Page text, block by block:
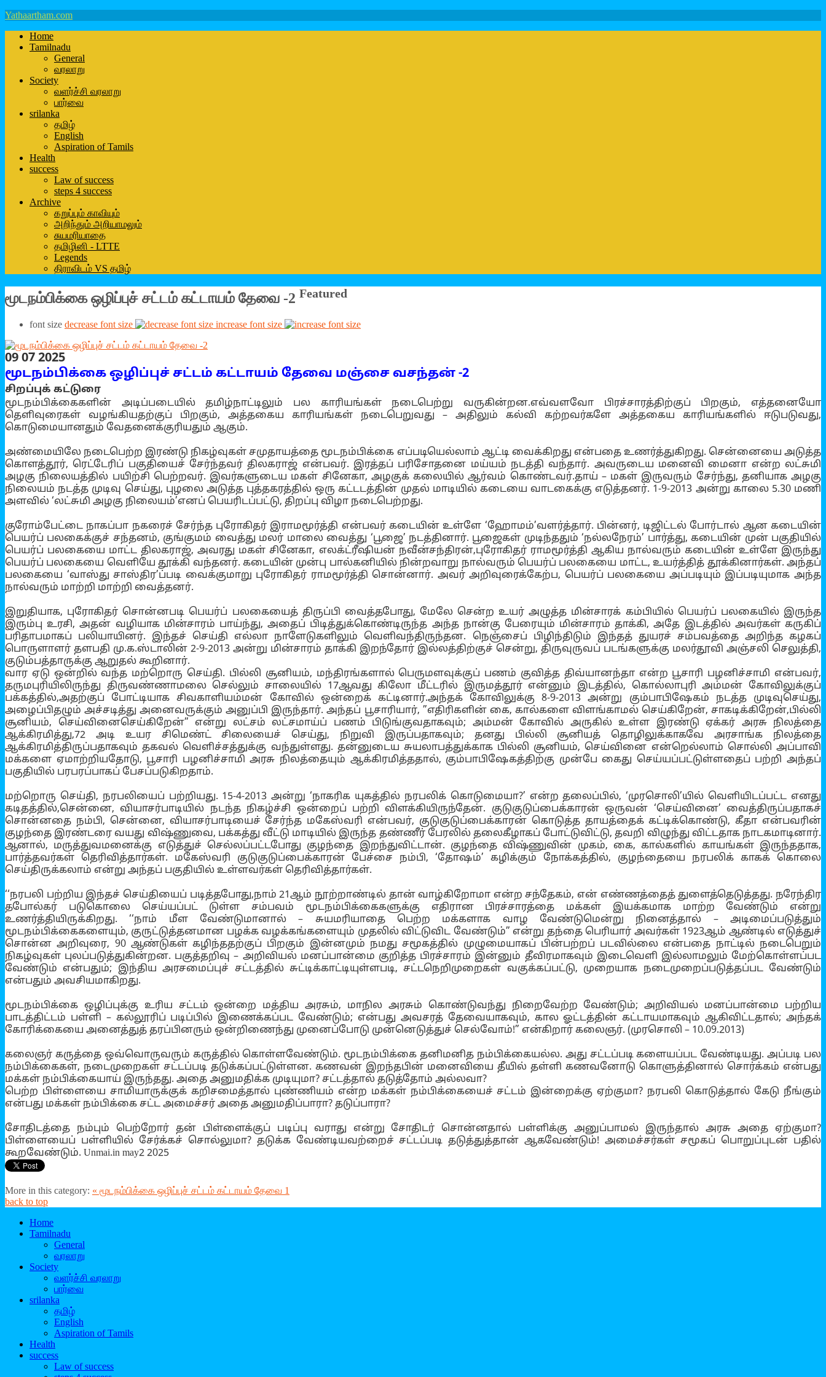
Yathaartham.com
Home
Tamilnadu
General
வரலாறு
Society
வளர்ச்சி வரலாறு
பார்வை
srilanka
தமிழ்
English
Aspiration of Tamils
Health
success
Law of success
steps 4 success
Archive
கறுப்பும் காவியும்
அறிந்தும் அறியாமலும்
சுயமரியாதை
தமிழினி - LTTE
Legends
திராவிடம் VS தமிழ்
மூடநம்பிக்கை ஒழிப்புச் சட்டம் கட்டாயம் தேவை -2 Featured
font size decrease font size increase font size
09 07 2025
மூடநம்பிக்கை ஒழிப்புச் சட்டம் கட்டாயம் தேவை மஞ்சை வசந்தன் -2
சிறப்புக் கட்டுரை
மூடநம்பிக்கைகளின் அடிப்படையில் தமிழ்நாட்டிலும் பல காரியங்கள் நடைபெற்று வருகின்றன.எவ்வளவோ பிரச்சாரத்திற்குப் பிறகும், எத்தனையோ
தெளிவுரைகள் வழங்கியதற்குப் பிறகும், அத்தகைய காரியங்கள் நடைபெறுவது – அதிலும் கல்வி கற்றவர்களே அத்தகைய காரியங்களில் ஈடுபடுவது,
கொடுமையானதும் வேதனைக்குரியதும் ஆகும்.
அண்மையிலே நடைபெற்ற இரண்டு நிகழ்வுகள் சமுதாயத்தை மூடநம்பிக்கை எப்படியெல்லாம் ஆட்டி வைக்கிறது என்பதை உணர்த்துகிறது. சென்னையை அடுத்த
கொளத்தூர், ரெட்டேரிப் பகுதியைச் சேர்ந்தவர் திலகராஜ் என்பவர். இரத்தப் பரிசோதனை மய்யம் நடத்தி வந்தார். அவருடைய மனைவி மைனா என்ற லட்சுமி
அழகு நிலையத்தில் பயிற்சி பெற்றவர். இவர்களுடைய மகள் சினேகா, அழகுக் கலையில் ஆர்வம் கொண்டவர்.தாய் – மகள் இருவரும் சேர்ந்து, தனியாக அழகு
நிலையம் நடத்த முடிவு செய்து, புழலை அடுத்த புத்தகரத்தில் ஒரு கட்டடத்தின் முதல் மாடியில் கடையை வாடகைக்கு எடுத்தனர். 1-9-2013 அன்று காலை 5.30 மணி
அளவில் ‘லட்சுமி அழகு நிலையம்’எனப் பெயரிடப்பட்டு, திறப்பு விழா நடைபெற்றது.
குரோம்பேட்டை நாகப்பா நகரைச் சேர்ந்த புரோகிதர் இராமமூர்த்தி என்பவர் கடையின் உள்ளே ‘ஹோமம்’வளர்த்தார். பின்னர், டிஜிட்டல் போர்டால் ஆன கடையின்
பெயர்ப் பலகைக்குச் சந்தனம், குங்குமம் வைத்து மலர் மாலை வைத்து ‘பூஜை’ நடத்தினார். பூஜைகள் முடிந்ததும் ‘நல்லநேரம்’ பார்த்து, கடையின் முன் பகுதியில்
பெயர்ப் பலகையை மாட்ட திலகராஜ், அவரது மகள் சினேகா, எலக்ட்ரீஷியன் நவீன்சந்திரன்,புரோகிதர் ராமமூர்த்தி ஆகிய நால்வரும் கடையின் உள்ளே இருந்து
பெயர்ப் பலகையை வெளியே தூக்கி வந்தனர். கடையின் முன்பு பால்கனியில் நின்றவாறு நால்வரும் பெயர்ப் பலகையை மாட்ட, உயர்த்தித் தூக்கினார்கள். அந்தப்
பலகையை ‘வாஸ்து சாஸ்திர’ப்படி வைக்குமாறு புரோகிதர் ராமமூர்த்தி சொன்னார். அவர் அறிவுரைக்கேற்ப, பெயர்ப் பலகையை அப்படியும் இப்படியுமாக அந்த
நால்வரும் மாற்றி மாற்றி வைத்தனர்.
இறுதியாக, புரோகிதர் சொன்னபடி பெயர்ப் பலகையைத் திருப்பி வைத்தபோது, மேலே சென்ற உயர் அழுத்த மின்சாரக் கம்பியில் பெயர்ப் பலகையில் இருந்த
இரும்பு உரசி, அதன் வழியாக மின்சாரம் பாய்ந்து, அதைப் பிடித்துக்கொண்டிருந்த அந்த நான்கு பேரையும் மின்சாரம் தாக்கி, அதே இடத்தில் அவர்கள் கருகிப்
பரிதாபமாகப் பலியாயினர். இந்தச் செய்தி எல்லா நாளேடுகளிலும் வெளிவந்திருந்தன. நெஞ்சைப் பிழிந்திடும் இந்தத் துயரச் சம்பவத்தை அறிந்த கழகப்
பொருளாளர் தளபதி மு.க.ஸ்டாலின் 2-9-2013 அன்று மின்சாரம் தாக்கி இறந்தோர் இல்லத்திற்குச் சென்று, திருவுருவப் படங்களுக்கு மலர்தூவி அஞ்சலி செலுத்தி,
குடும்பத்தாருக்கு ஆறுதல் கூறினார்.
வார ஏடு ஒன்றில் வந்த மற்றொரு செய்தி. பில்லி சூனியம், மந்திரங்களால் பெருமளவுக்குப் பணம் குவித்த திவ்யானந்தா என்ற பூசாரி பழனிச்சாமி என்பவர்,
தருமபுரியிலிருந்து திருவண்ணாமலை செல்லும் சாலையில் 17ஆவது கிலோ மீட்டரில் இருமத்தூர் என்னும் இடத்தில், கொல்லாபுரி அம்மன் கோவிலுக்குப்
பக்கத்தில்,அதற்குப் போட்டியாக சிவகாளியம்மன் கோவில் ஒன்றைக் கட்டினார்.அந்தக் கோவிலுக்கு 8-9-2013 அன்று கும்பாபிஷேகம் நடத்த முடிவுசெய்து,
அழைப்பிதழும் அச்சடித்து அனைவருக்கும் அனுப்பி இருந்தார். அந்தப் பூசாரியார், ”எதிரிகளின் கை, கால்களை விளங்காமல் செய்கிறேன், சாகடிக்கிறேன்,பில்லி
சூனியம், செய்வினைசெய்கிறேன்” என்று லட்சம் லட்சமாய்ப் பணம் பிடுங்குவதாகவும்; அம்மன் கோவில் அருகில் உள்ள இரண்டு ஏக்கர் அரசு நிலத்தை
ஆக்கிரமித்து,72 அடி உயர சிமெண்ட் சிலையைச் செய்து, நிறுவி இருப்பதாகவும்; தனது பில்லி சூனியத் தொழிலுக்காகவே அரசாங்க நிலத்தை
ஆக்கிரமித்திருப்பதாகவும் தகவல் வெளிச்சத்துக்கு வந்துள்ளது. தன்னுடைய சுயலாபத்துக்காக பில்லி சூனியம், செய்வினை என்றெல்லாம் சொல்லி அப்பாவி
மக்களை ஏமாற்றியதோடு, பூசாரி பழனிச்சாமி அரசு நிலத்தையும் ஆக்கிரமித்ததால், கும்பாபிஷேகத்திற்கு முன்பே கைது செய்யப்பட்டுள்ளதைப் பற்றி அந்தப்
பகுதியில் பரபரப்பாகப் பேசப்படுகிறதாம்.
மற்றொரு செய்தி, நரபலியைப் பற்றியது. 15-4-2013 அன்று ‘நாகரிக யுகத்தில் நரபலிக் கொடுமையா?’ என்ற தலைப்பில், ‘முரசொலி’யில் வெளியிடப்பட்ட எனது
கடிதத்தில்,சென்னை, வியாசர்பாடியில் நடந்த நிகழ்ச்சி ஒன்றைப் பற்றி விளக்கியிருந்தேன். குடுகுடுப்பைக்காரன் ஒருவன் ‘செய்வினை’ வைத்திருப்பதாகச்
சொன்னதை நம்பி, சென்னை, வியாசர்பாடியைச் சேர்ந்த மகேஸ்வரி என்பவர், குடுகுடுப்பைக்காரன் கொடுத்த தாயத்தைக் கட்டிக்கொண்டு, கீதா என்பவரின்
குழந்தை இரண்டரை வயது விஷ்ணுவை, பக்கத்து வீட்டு மாடியில் இருந்த தண்ணீர் பேரலில் தலைகீழாகப் போட்டுவிட்டு, தவறி விழுந்து விட்டதாக நாடகமாடினார்.
ஆனால், மருத்துவமனைக்கு எடுத்துச் செல்லப்பட்டபோது குழந்தை இறந்துவிட்டான். குழந்தை விஷ்ணுவின் முகம், கை, கால்களில் காயங்கள் இருந்ததாக,
பார்த்தவர்கள் தெரிவித்தார்கள். மகேஸ்வரி குடுகுடுப்பைக்காரன் பேச்சை நம்பி, ‘தோஷம்’ கழிக்கும் நோக்கத்தில், குழந்தையை நரபலிக் காகக் கொலை
செய்திருக்கலாம் என்று அந்தப் பகுதியில் உள்ளவர்கள் தெரிவித்தார்கள்.
‘‘நரபலி பற்றிய இந்தச் செய்தியைப் படித்தபோது,நாம் 21ஆம் நூற்றாண்டில் தான் வாழ்கிறோமா என்ற சந்தேகம், என் எண்ணத்தைத் துளைத்தெடுத்தது. நரேந்திர
தபோல்கர் படுகொலை செய்யப்பட் டுள்ள சம்பவம் மூடநம்பிக்கைகளுக்கு எதிரான பிரச்சாரத்தை மக்கள் இயக்கமாக மாற்ற வேண்டும் என்று
உணர்த்தியிருக்கிறது. ‘‘நாம் மீள வேண்டுமானால் – சுயமரியாதை பெற்ற மக்களாக வாழ வேண்டுமென்று நினைத்தால் – அடிமைப்படுத்தும்
மூடநம்பிக்கைகளையும், குருட்டுத்தனமான பழக்க வழக்கங்களையும் முதலில் விட்டுவிட வேண்டும்” என்று தந்தை பெரியார் அவர்கள் 1923ஆம் ஆண்டில் எடுத்துச்
சொன்ன அறிவுரை, 90 ஆண்டுகள் கழிந்ததற்குப் பிறகும் இன்னமும் நமது சமூகத்தில் முழுமையாகப் பின்பற்றப் படவில்லை என்பதை நாட்டில் நடைபெறும்
நிகழ்வுகள் புலப்படுத்துகின்றன. பகுத்தறிவு – அறிவியல் மனப்பான்மை குறித்த பிரச்சாரம் இன்னும் தீவிரமாகவும் இடைவெளி இல்லாமலும் மேற்கொள்ளப்பட
வேண்டும் என்பதும்; இந்திய அரசமைப்புச் சட்டத்தில் சுட்டிக்காட்டியுள்ளபடி, சட்டநெறிமுறைகள் வகுக்கப்பட்டு, முறையாக நடைமுறைப்படுத்தப்பட வேண்டும்
என்பதும் அவசியமாகிறது.
மூடநம்பிக்கை ஒழிப்புக்கு உரிய சட்டம் ஒன்றை மத்திய அரசும், மாநில அரசும் கொண்டுவந்து நிறைவேற்ற வேண்டும்; அறிவியல் மனப்பான்மை பற்றிய
பாடத்திட்டம் பள்ளி – கல்லூரிப் படிப்பில் இணைக்கப்பட வேண்டும்; என்பது அவசரத் தேவையாகவும், கால ஓட்டத்தின் கட்டாயமாகவும் ஆகிவிட்டதால்; அந்தக்
கோரிக்கையை அனைத்துத் தரப்பினரும் ஒன்றிணைந்து முனைப்போடு முன்னெடுத்துச் செல்வோம்!” என்கிறார் கலைஞர். (முரசொலி – 10.09.2013)
கலைஞர் கருத்தை ஒவ்வொருவரும் கருத்தில் கொள்ளவேண்டும். மூடநம்பிக்கை தனிமனித நம்பிக்கையல்ல. அது சட்டப்படி களையப்பட வேண்டியது. அப்படி பல
நம்பிக்கைகள், நடைமுறைகள் சட்டப்படி தடுக்கப்பட்டுள்ளன. கணவன் இறந்தபின் மனைவியை தீயில் தள்ளி கணவனோடு கொளுத்தினால் சொர்க்கம் என்பது
மக்கள் நம்பிக்கையாய் இருந்தது. அதை அனுமதிக்க முடியுமா? சட்டத்தால் தடுத்தோம் அல்லவா?
பெற்ற பிள்ளையை சாமியாருக்குக் கறிசமைத்தால் புண்ணியம் என்ற மக்கள் நம்பிக்கையைச் சட்டம் இன்றைக்கு ஏற்குமா? நரபலி கொடுத்தால் கேடு நீங்கும்
என்பது மக்கள் நம்பிக்கை சட்ட அமைச்சர் அதை அனுமதிப்பாரா? தடுப்பாரா?
சோதிடத்தை நம்பும் பெற்றோர் தன் பிள்ளைக்குப் படிப்பு வராது என்று சோதிடர் சொன்னதால் பள்ளிக்கு அனுப்பாமல் இருந்தால் அரசு அதை ஏற்குமா?
பிள்ளையைப் பள்ளியில் சேர்க்கச் சொல்லுமா? தடுக்க வேண்டியவற்றைச் சட்டப்படி தடுத்துத்தான் ஆகவேண்டும்! அமைச்சர்கள் சமூகப் பொறுப்புடன் பதில்
கூறவேண்டும். Unmai.in may2 2025
More in this category: « மூடநம்பிக்கை ஒழிப்புச் சட்டம் கட்டாயம் தேவை 1
back to top
Home
Tamilnadu
General
வரலாறு
Society
வளர்ச்சி வரலாறு
பார்வை
srilanka
தமிழ்
English
Aspiration of Tamils
Health
success
Law of success